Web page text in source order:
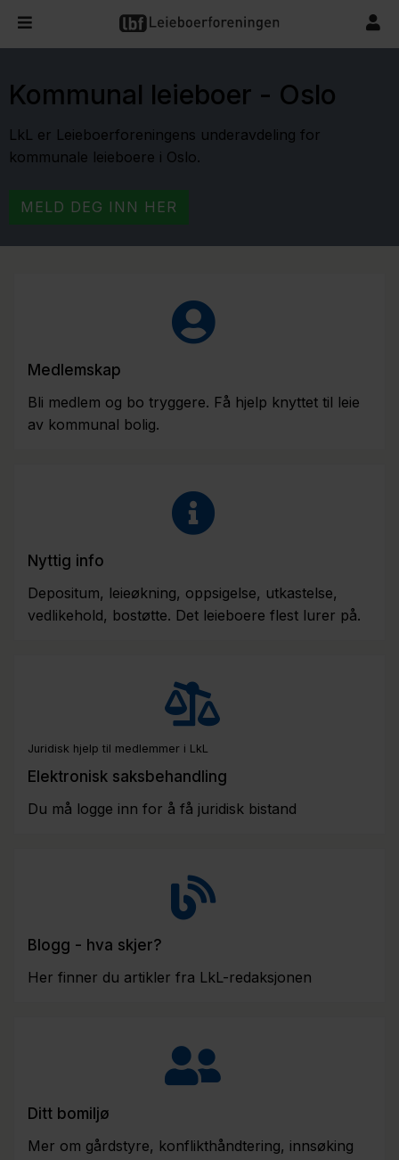
Kommunal leieboer - Oslo
LkL er Leieboerforeningens underavdeling for
kommunale leieboere i Oslo.
MELD DEG INN HER
Medlemskap
Bli medlem og bo tryggere. Få hjelp knyttet til leie
av kommunal bolig.
Nyttig info
Depositum, leieøkning, oppsigelse, utkastelse,
vedlikehold, bostøtte. Det leieboere flest lurer på.
Juridisk hjelp til medlemmer i LkL
Elektronisk saksbehandling
Du må logge inn for å få juridisk bistand
Blogg - hva skjer?
Her finner du artikler fra LkL-redaksjonen
Ditt bomiljø
Mer om gårdstyre, konflikthåndtering, innsøking